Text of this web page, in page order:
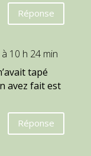
Réponse
10 h 24 min
tapé
avez fait est
Réponse